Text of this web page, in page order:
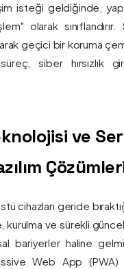
isteği geldiğinde,
olarak sınıflandırır.
geçici bir koruma
siber hırsızlık
ve
cihazları geride
kurulma ve sürekli
bariyerler haline
Web App (PWA)